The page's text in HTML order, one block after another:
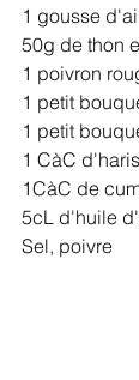
1 gousse
50g de thon
1 poivron
1 petit
1 petit
1 CàC
1CàC de
5cL d'huile
Sel, poivre